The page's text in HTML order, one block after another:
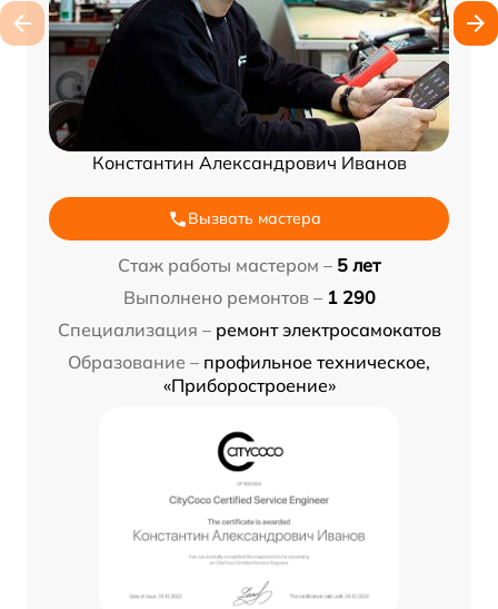
Константин Александрович Иванов
Вызвать мастера
Стаж работы мастером – 5 лет
Выполнено ремонтов – 1 290
Специализация – ремонт электросамокатов
Образование – профильное техническое,
«Приборостроение»